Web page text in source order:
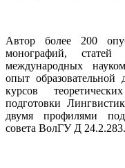
Автор более 200
монографий,
международных
опыт образовательной
курсов
подготовки
двумя профилями
совета ВолГУ Д